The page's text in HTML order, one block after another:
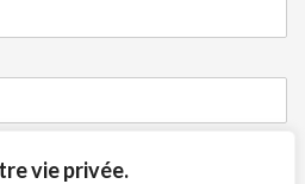
vie privée.